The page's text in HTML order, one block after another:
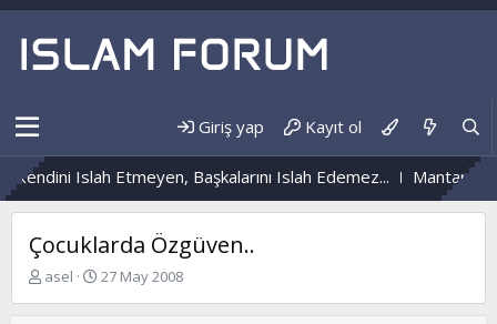
Giriş yap Kayıt ol
Kendini Islah Etmeyen, Başkalarını Islah Edemez... Mantar
Çocuklarda Özgüven..
K
asel
B
27 May 2008